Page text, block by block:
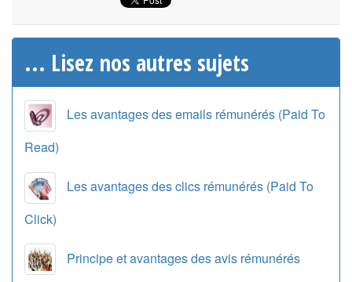
... Lisez nos autres sujets
Les avantages des emails rémunérés (Paid To
Read)
Les avantages des clics rémunérés (Paid To
Click)
Principe et avantages des avis rémunérés